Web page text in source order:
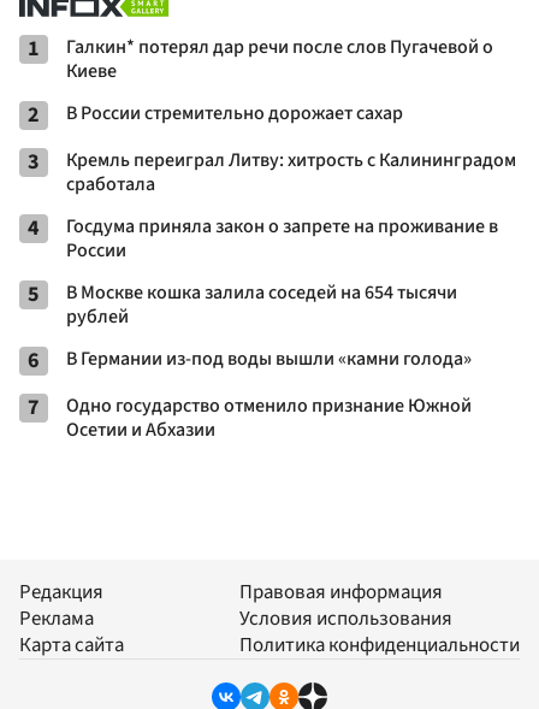
1
Галкин* потерял дар речи после слов Пугачевой о
Киеве
2 В России стремительно дорожает сахар
3
Кремль переиграл Литву: хитрость с Калининградом
сработала
4
Госдума приняла закон о запрете на проживание в
России
5
В Москве кошка залила соседей на 654 тысячи
рублей
6 В Германии из-под воды вышли «камни голода»
7
Одно государство отменило признание Южной
Осетии и Абхазии
Редакция
Реклама
Карта сайта
Правовая информация
Условия использования
Политика конфиденциальности